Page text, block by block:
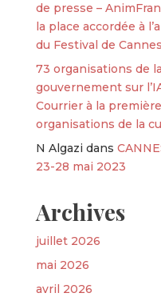
de presse –
la place accordée à
du Festival de
73 organisations de
gouvernement sur
Courrier à la
organisations de la
N Algazi dans
23-28 mai 2023
Archives
juillet 2026
mai 2026
avril 2026